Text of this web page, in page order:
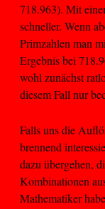
718.963). Mit
schneller. Wenn
Primzahlen man
Ergebnis bei
wohl zunächst
diesem Fall nur
Falls uns die
brennend
dazu übergehen,
Kombinationen
Mathematiker